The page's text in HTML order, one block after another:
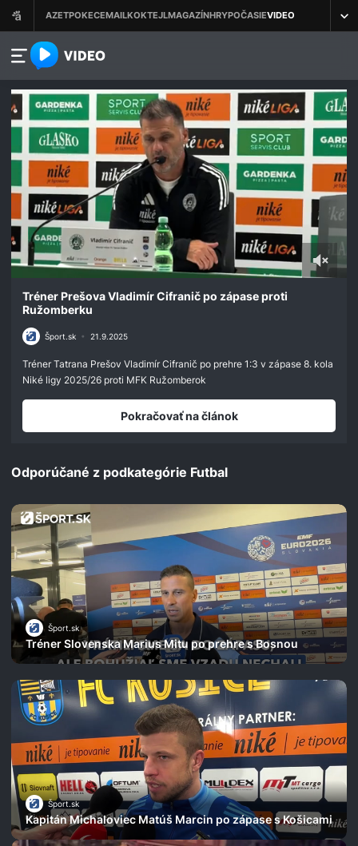
azet.video.sk
seconds
minute,
seconds
Tréner Prešova Vladimír Cifranič po zápase proti
Ružomberku
Šport.sk • 21.9.2025
Tréner Tatrana Prešov Vladimír Cifranič po prehre 1:3 v zápase 8. kola
Niké ligy 2025/26 proti MFK Ružomberok
Pokračovať na článok
Odporúčané z podkategórie Futbal
Šport.sk
Tréner Slovenska Marius Mitu po prehre s Bosnou
Šport.sk
Kapitán Michaloviec Matúš Marcin po zápase s Košicami